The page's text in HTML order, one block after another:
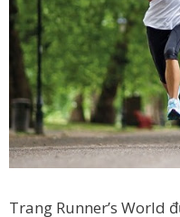
Trang Runner’s World